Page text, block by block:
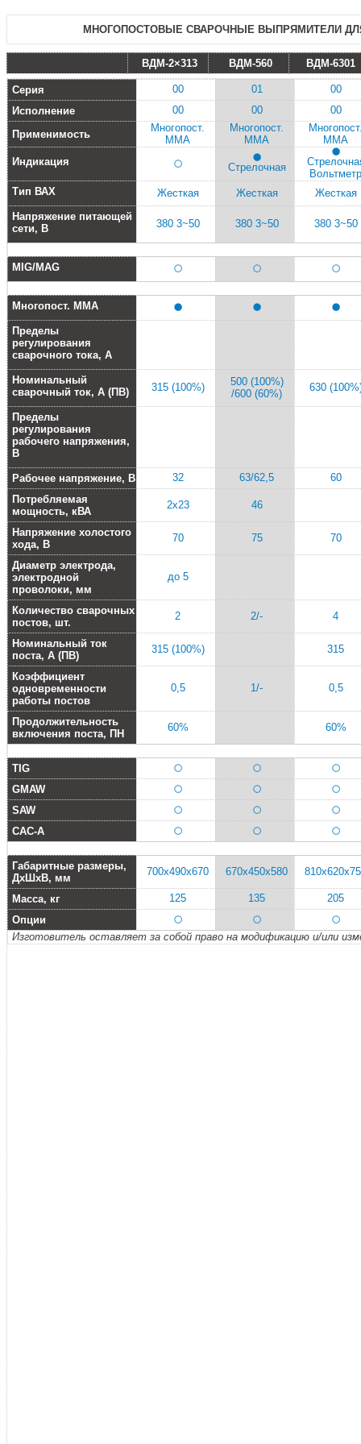
МНОГОПОСТОВЫЕ СВАРОЧНЫЕ ВЫПРЯМИТЕЛИ
ВДМ-2×313 ВДМ-560 ВДМ-6301
Серия 00 01
00
Исполнение
00 00
00
Применимость
Многопост.
ММА
Многопост.
ММА
ММА
Индикация
Стрелочная
Вольтметр
Тип ВАХ
Жесткая Жесткая
Жесткая
Напряжение питающей
сети, В
380 3~50 380 3~50 380 3~50
MIG/MAG
Многопост. ММА
Пределы
регулирования
сварочного тока, А
Номинальный
сварочный ток, А (ПВ)
315 (100%)
500 (100%)
/600 (60%)
630
Пределы
регулирования
рабочего напряжения,
В
Рабочее напряжение, В 32 63/62,5
60
Потребляемая
мощность, кВА
2х23 46
Напряжение холостого
хода, В
70 75 70
Диаметр электрода,
электродной
проволоки, мм
до 5
Количество сварочных
постов, шт.
2 2/- 4
Номинальный ток
поста, А (ПВ)
315 (100%) 315
Коэффициент
одновременности
работы постов
0,5 1/- 0,5
Продолжительность
включения поста, ПН
60% 60%
TIG
GMAW
SAW
CAC-A
Габаритные размеры,
ДхШхВ, мм
700х490х670 670х450х580
Масса, кг 125 135
205
Опции
Изготовитель оставляет за собой право на модификацию и/или